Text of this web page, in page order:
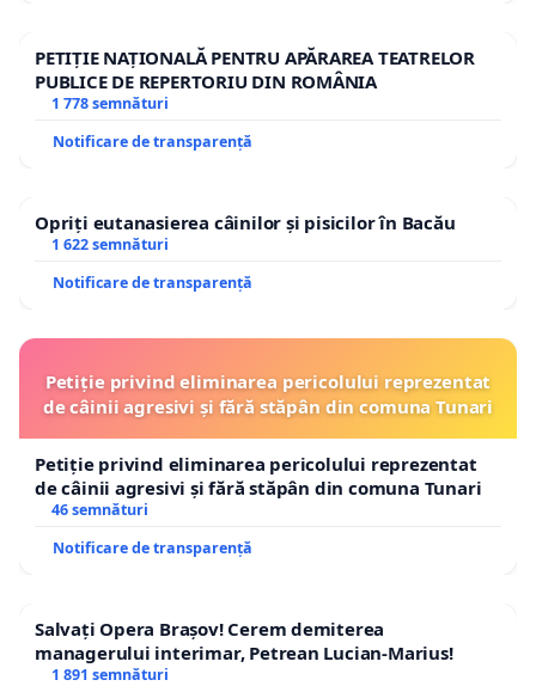
PETIȚIE NAȚIONALĂ PENTRU APĂRAREA TEATRELOR
PUBLICE DE REPERTORIU DIN ROMÂNIA
1 778 semnături
Notificare de transparență
Opriți eutanasierea câinilor și pisicilor în Bacău
1 622 semnături
Notificare de transparență
Petiție privind eliminarea pericolului reprezentat
de câinii agresivi și fără stăpân din comuna Tunari
Petiție privind eliminarea pericolului reprezentat
de câinii agresivi și fără stăpân din comuna Tunari
46 semnături
Notificare de transparență
Salvați Opera Brașov! Cerem demiterea
managerului interimar, Petrean Lucian-Marius!
1 891 semnături